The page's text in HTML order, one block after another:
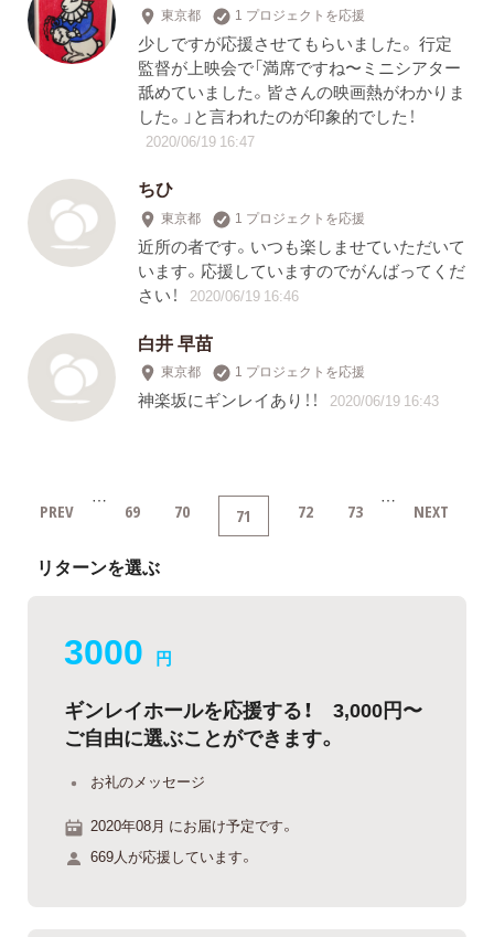
東京都 1 プロジェクトを応援
少しですが応援させてもらいました。 行定
監督が上映会で「満席ですね〜ミニシアター
舐めていました。皆さんの映画熱がわかりま
した。」と言われたのが印象的でした！
2020/06/19 16:47
ちひ
東京都 1 プロジェクトを応援
近所の者です。いつも楽しませていただいて
います。応援していますのでがんばってくだ
さい！
2020/06/19 16:46
白井 早苗
東京都 1 プロジェクトを応援
神楽坂にギンレイあり！！ 2020/06/19 16:43
PREV … 69 70 71 72 73 … NEXT
リターンを選ぶ
3000 円
ギンレイホールを応援する！ 3,000円〜
ご自由に選ぶことができます。
お礼のメッセージ
2020年08月 にお届け予定です。
669人が応援しています。